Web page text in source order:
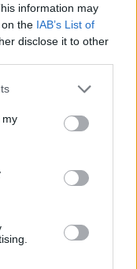
information may
the IAB’s List of
disclose it to other
or more Google
You may click to
third-party tags to
in below Google
my
fogy ki a víz
rendben
némelyike...